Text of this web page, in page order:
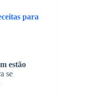
para
estão
se